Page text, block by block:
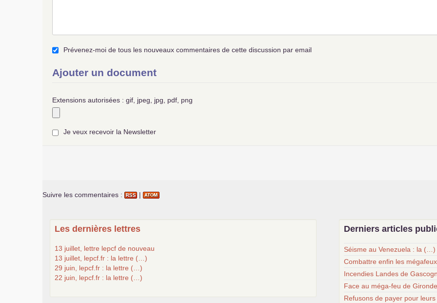
Prévenez-moi de tous les nouveaux commentaires de cette discussion par email
Ajouter un document
Extensions autorisées : gif, jpeg, jpg, pdf, png
Je veux recevoir la Newsletter
Suivre les commentaires : |
Les dernières lettres
13 juillet, lettre lepcf de nouveau
13 juillet, lepcf.fr : la lettre (…)
29 juin, lepcf.fr : la lettre (…)
22 juin, lepcf.fr : la lettre (…)
Derniers articles
Séisme au Venezuela : la (…)
Combattre enfin les mégafeux
Incendies Landes de
Face au méga-feu de
Refusons de payer pour leurs